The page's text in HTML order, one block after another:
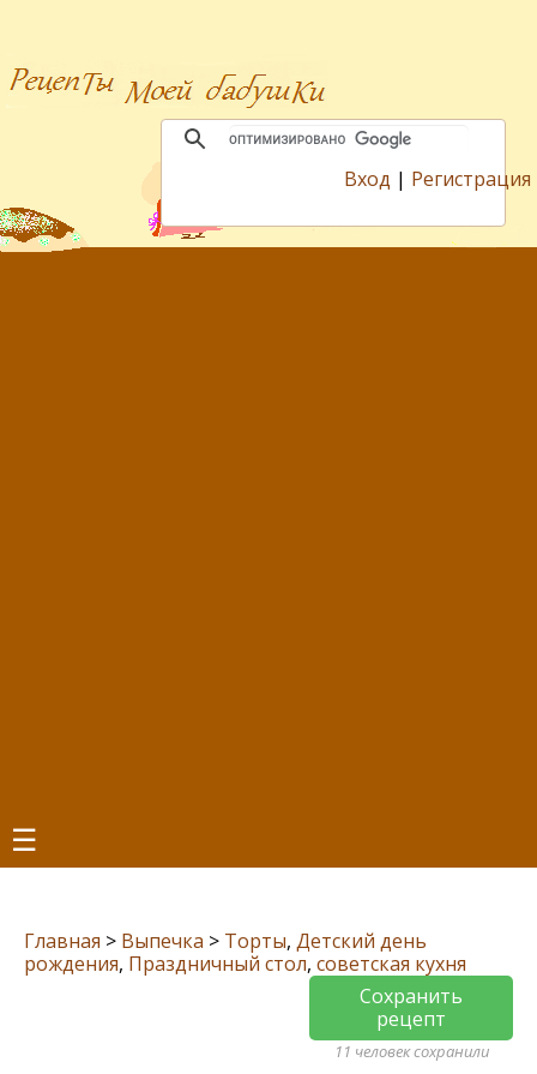
Вход | Регистрация
☰
Главная > Выпечка > Торты, Детский день
рождения, Праздничный стол, советская кухня
Сохранить
рецепт
11 человек сохранили